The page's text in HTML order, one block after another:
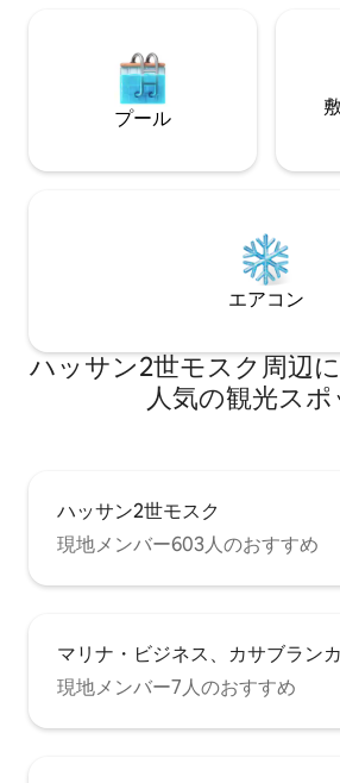
プール
エアコン
ハッサン2世モスク⁠周⁠辺⁠
人⁠気⁠の観⁠光⁠ス⁠ポ⁠
ハッサン2世モスク
現地メンバー603人のおすすめ
マリナ・ビジネス、カサブランカ
現地メンバー7人のおすすめ